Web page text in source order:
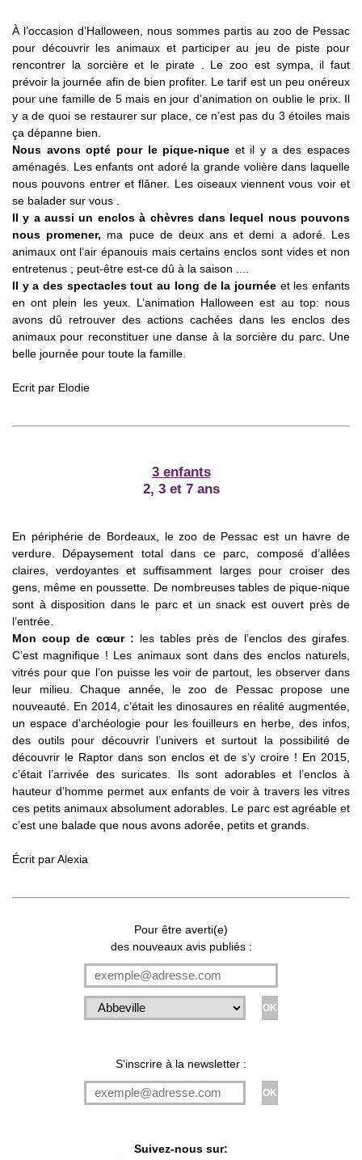
À l’occasion d’Halloween, nous sommes partis au zoo de Pessac
pour découvrir les animaux et participer au jeu de piste pour
rencontrer la sorcière et le pirate . Le zoo est sympa, il faut
prévoir la journée afin de bien profiter. Le tarif est un peu onéreux
pour une famille de 5 mais en jour d’animation on oublie le prix. Il
y a de quoi se restaurer sur place, ce n’est pas du 3 étoiles mais
ça dépanne bien.
Nous avons opté pour le pique-nique et il y a des espaces
aménagés. Les enfants ont adoré la grande volière dans laquelle
nous pouvons entrer et flâner. Les oiseaux viennent vous voir et
se balader sur vous .
Il y a aussi un enclos à chèvres dans lequel nous pouvons
nous promener, ma puce de deux ans et demi a adoré. Les
animaux ont l’air épanouis mais certains enclos sont vides et non
entretenus ; peut-être est-ce dû à la saison ....
Il y a des spectacles tout au long de la journéeet les enfants
en ont plein les yeux. L’animation Halloween est au top: nous
avons dû retrouver des actions cachées dans les enclos des
animaux pour reconstituer une danse à la sorcière du parc. Une
belle journée pour toute la famille.
Ecrit par Elodie
3 enfants
2, 3 et 7 ans
En périphérie de Bordeaux, le zoo de Pessac est un havre de
verdure. Dépaysement total dans ce parc, composé d’allées
claires, verdoyantes et suffisamment larges pour croiser des
gens, même en poussette. De nombreuses tables de pique-nique
sont à disposition dans le parc et un snack est ouvert près de
l’entrée.
Mon coup de cœur : les tables près de l’enclos des girafes.
C’est magnifique ! Les animaux sont dans des enclos naturels,
vitrés pour que l’on puisse les voir de partout, les observer dans
leur milieu. Chaque année, le zoo de Pessac propose une
nouveauté. En 2014, c’était les dinosaures en réalité augmentée,
un espace d’archéologie pour les fouilleurs en herbe, des infos,
des outils pour découvrir l’univers et surtout la possibilité de
découvrir le Raptor dans son enclos et de s’y croire ! En 2015,
c’était l’arrivée des suricates. Ils sont adorables et l’enclos à
hauteur d’homme permet aux enfants de voir à travers les vitres
ces petits animaux absolument adorables. Le parc est agréable et
c’est une balade que nous avons adorée, petits et grands.
Écrit parAlexia
Pour être averti(e)
des nouveaux avis publiés :
S'inscrire à la newsletter :
Suivez-nous sur: